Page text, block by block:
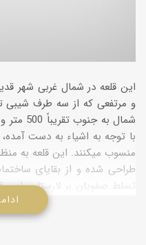
این قلعه در شمال غربی شهر
و مرتفعی که از سه طرف شیبی
با توجه به اشیاء به دست
منسوب می­کنند. این قلعه به
طراحی شده و از بقایای
تسلط صفویان بر لارستان، این
می­توان از بقایای برجای مانده